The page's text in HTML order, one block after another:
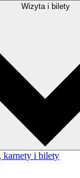
Wizyta i bilety
karnety i bilety